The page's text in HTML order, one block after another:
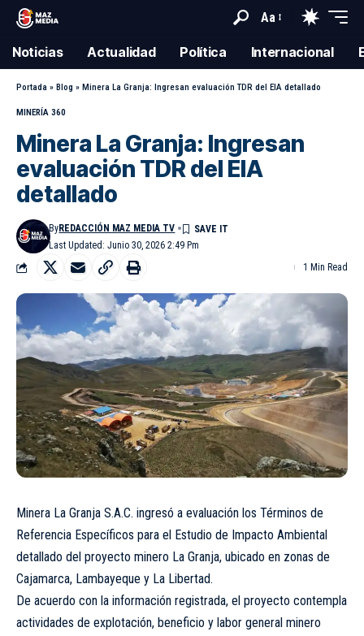
Aa
Noticias Actualidad Política Internacional
Portada » Blog » Minera La Granja: Ingresan evaluación TDR del EIA detallado
MINERÍA 360
Minera La Granja: Ingresan
evaluación TDR del EIA
detallado
Last Updated: Junio 30, 2026 2:49 Pm
ByREDACCIÓN MAZ MEDIA TV
1 Min Read
Minera La Granja S.A.C. ingresó a evaluación los Términos de
Referencia Específicos para el Estudio de Impacto Ambiental
detallado del proyecto minero La Granja, ubicado en zonas de
Cajamarca, Lambayeque y La Libertad.
De acuerdo con la información registrada, el proyecto contempla
actividades de explotación, beneficio y labor general minero